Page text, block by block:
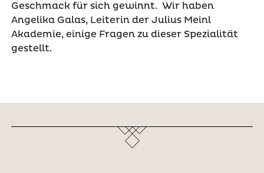
Geschmack für sich gewinnt. Wir haben
Angelika Galas, Leiterin der Julius Meinl
Akademie, einige Fragen zu dieser Spezialität
gestellt.